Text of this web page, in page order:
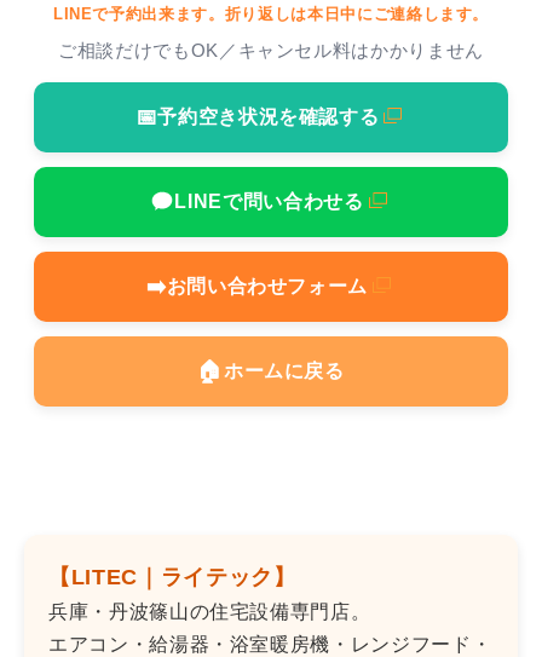
LINEで予約出来ます。折り返しは本日中 にご連絡します。
ご相談だけでもOK／キャンセル料はかかりません
📅予約空き状況を確認する
LINEで問い合わせる
➡️お問い合わせフォーム
🏠 ホームに戻る
【LITEC｜ライテック】
兵庫・丹波篠山の住宅設備専門店。
エアコン・給湯器・浴室暖房機・レンジフード・